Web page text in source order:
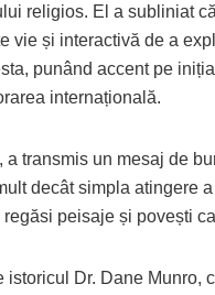
religios. El a subliniat
vie și interactivă de a
punând accent pe
internațională.
transmis un mesaj de
decât simpla atingere
peisaje și povești
Dr. Dane Munro,